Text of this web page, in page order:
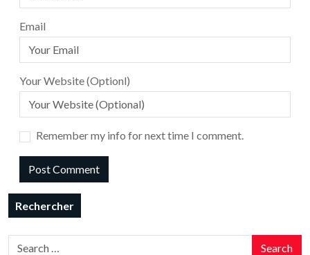
Email
Your Website (Optionl)
Remember my info for next time I comment.
Rechercher
Search